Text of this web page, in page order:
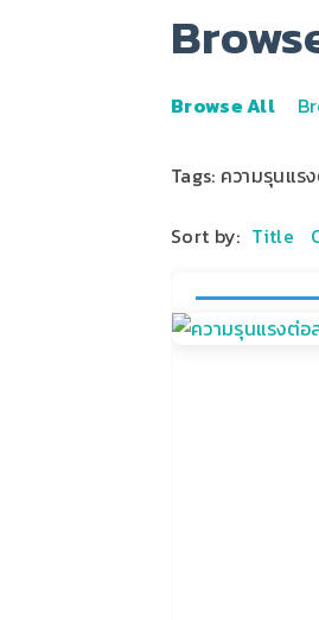
Browse All
Tags: ความรุนแร
Sort by: Title